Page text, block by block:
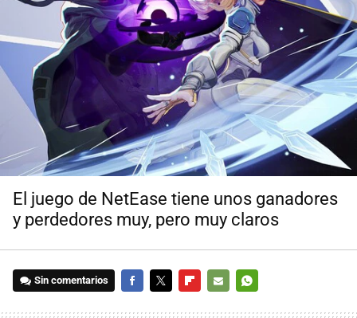
El juego de NetEase tiene unos ganadores
y perdedores muy, pero muy claros
Sin comentarios